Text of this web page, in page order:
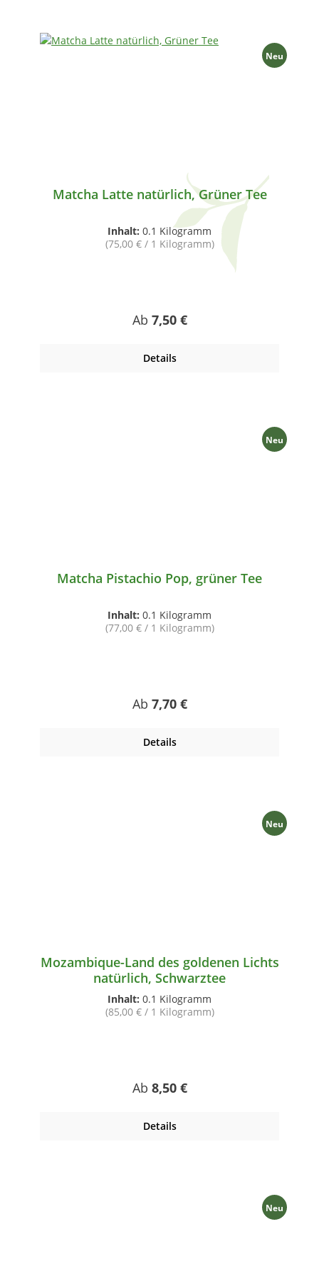
Neu
Matcha Latte natürlich, Grüner Tee
Inhalt: 0.1 Kilogramm
(75,00 € / 1 Kilogramm)
Regulärer Preis:
Ab 7,50 €
Details
Neu
Matcha Pistachio Pop, grüner Tee
Inhalt: 0.1 Kilogramm
(77,00 € / 1 Kilogramm)
Regulärer Preis:
Ab 7,70 €
Details
Neu
Mozambique-Land des goldenen Lichts
natürlich, Schwarztee
Inhalt: 0.1 Kilogramm
(85,00 € / 1 Kilogramm)
Regulärer Preis:
Ab 8,50 €
Details
Neu